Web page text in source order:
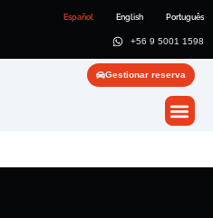
Español English Português
+56 9 5001 1598
Gestionar reserva